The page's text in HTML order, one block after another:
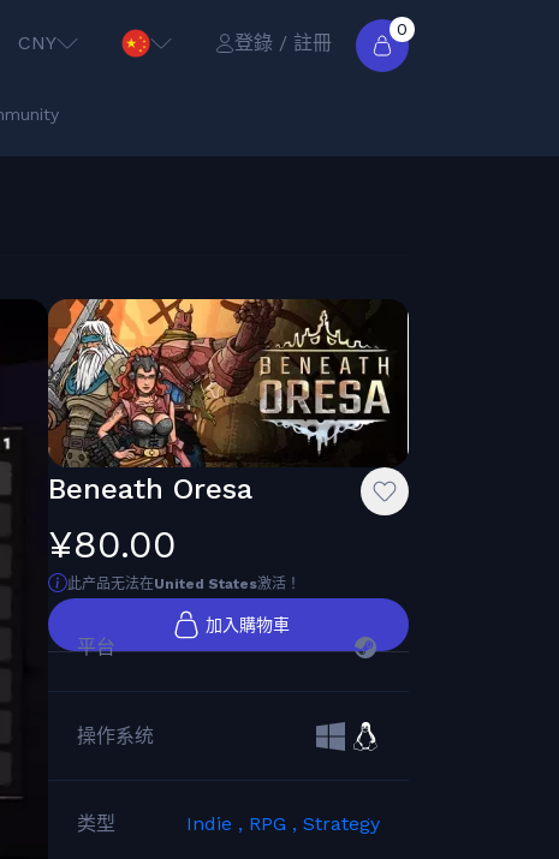
CNY 登錄 / 註冊
0
Beneath Oresa
¥80.00
此产品无法在United States激活！
加入購物車
平台
操作系统
类型 Indie , RPG , Strategy